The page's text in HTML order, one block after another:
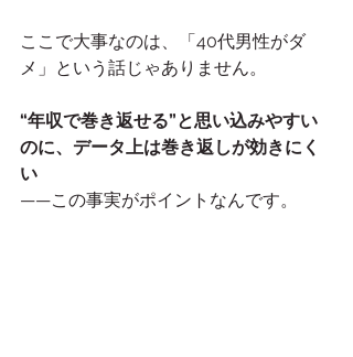
ここで大事なのは、「40代男性がダ
メ」という話じゃありません。
“年収で巻き返せる”と思い込みやすい
のに、データ上は巻き返しが効きにく
い
——この事実がポイントなんです。